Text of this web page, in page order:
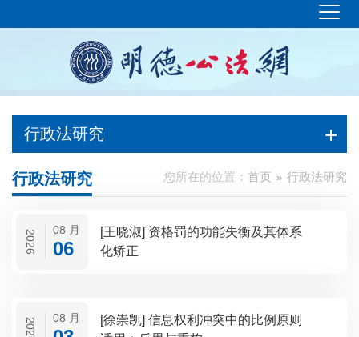
行政法研究
您所在的位置： 首页 行政法研究
行政法研究
2026 08 月
06
[王晓淑] 资格罚的功能失衡及其体系
化矫正
2026 08 月
[徐崇凯] 信息权利冲突中的比例原则